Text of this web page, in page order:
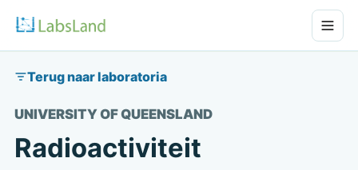
Terug naar laboratoria
UNIVERSITY OF QUEENSLAND
Radioactiviteit